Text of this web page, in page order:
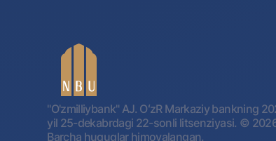
"O'zmilliybank" AJ. OʻzR Markaziy bankning
yil 25-dekabrdagi 22-sonli litsenziyasi. ©
Barcha huquqlar himoyalangan.